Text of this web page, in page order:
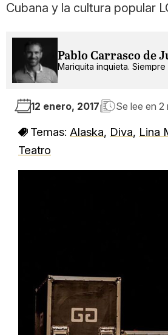
Cubana y la cultura popular
Pablo Carrasco de
Mariquita inquieta.
12 enero, 2017 Se lee en 2
Temas: Alaska, Diva, Lina
Teatro